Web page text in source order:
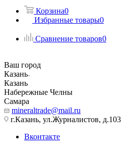
Корзина0
Избранные товары0
Сравнение товаров0
Ваш город
Казань
Казань
Набережные Челны
Самара
mineraltrade@mail.ru
г.Казань, ул.Журналистов, д.103
Вконтакте